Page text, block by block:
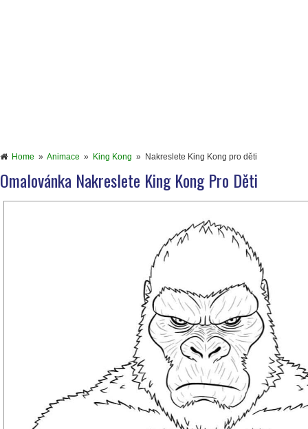
Home » Animace » King Kong » Nakreslete King Kong pro děti
Omalovánka Nakreslete King Kong Pro Děti